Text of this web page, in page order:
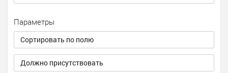
Параметры
Сортировать по полю
Должно присутствовать